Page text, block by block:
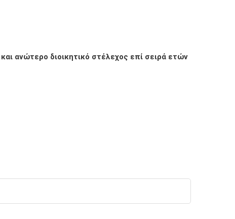
ανώτερο διοικητικό στέλεχος επί σειρά ετών